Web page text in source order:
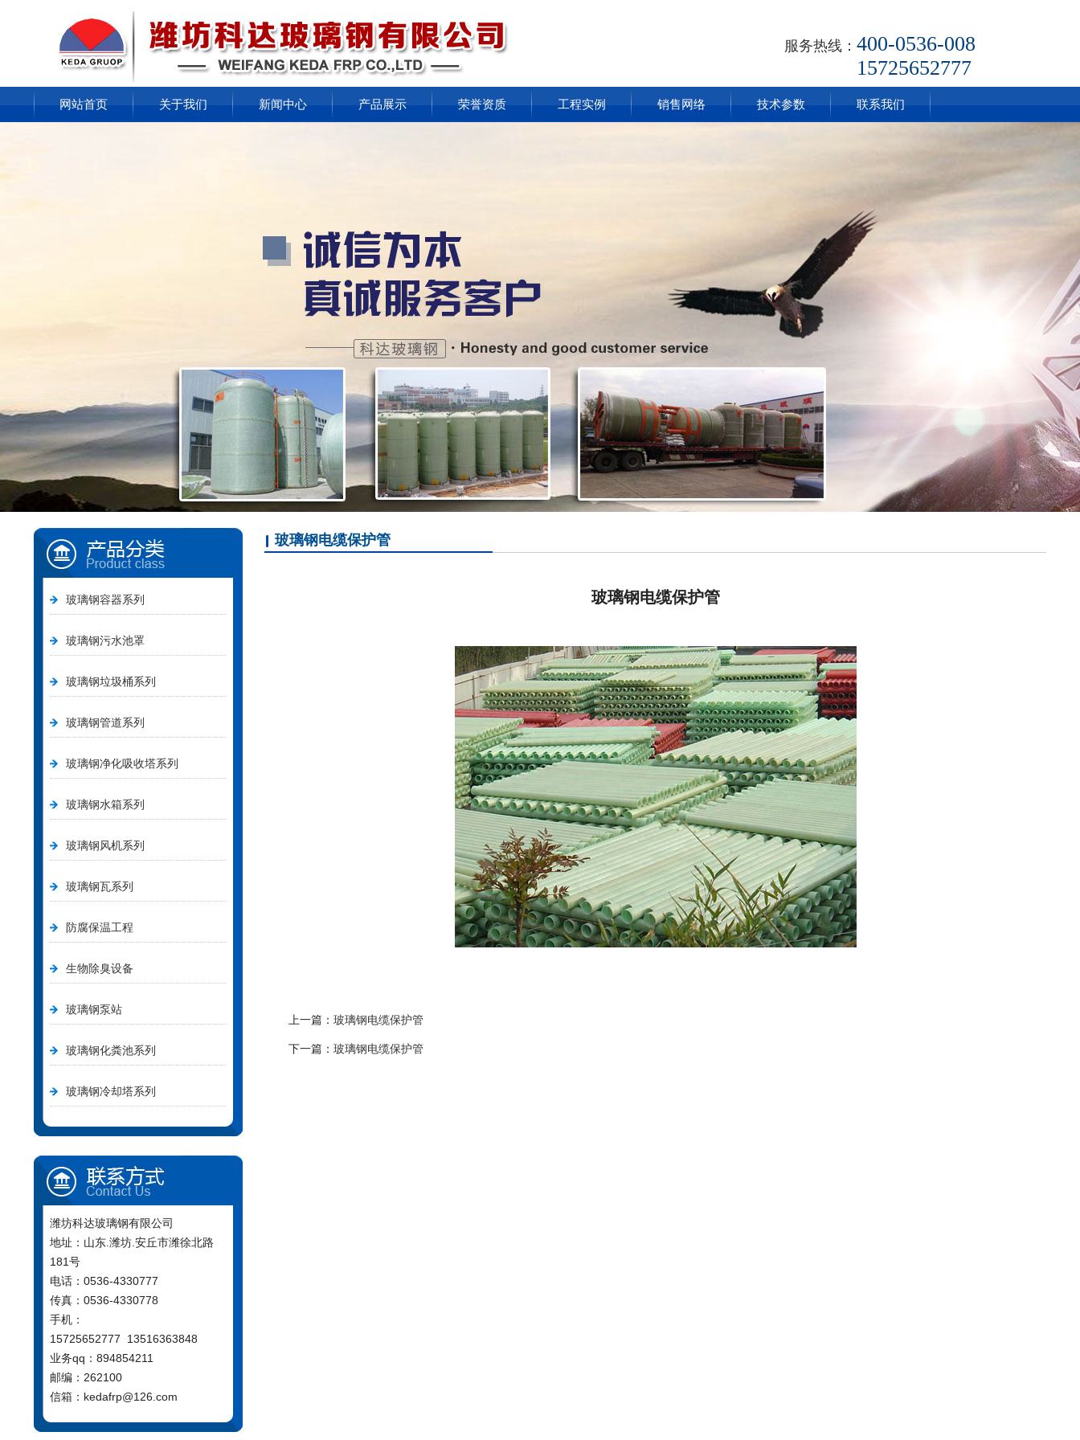
服务热线： 400-0536-008
15725652777
网站首页 关于我们 新闻中心 产品展示 荣誉资质 工程实例 销售网络 技术参数 联系我们
玻璃钢容器系列
玻璃钢污水池罩
玻璃钢垃圾桶系列
玻璃钢管道系列
玻璃钢净化吸收塔系列
玻璃钢水箱系列
玻璃钢风机系列
玻璃钢瓦系列
防腐保温工程
生物除臭设备
玻璃钢泵站
玻璃钢化粪池系列
玻璃钢冷却塔系列
潍坊科达玻璃钢有限公司
地址：山东.潍坊.安丘市潍徐北路
181号
电话：0536-4330777
传真：0536-4330778
手机：
15725652777 13516363848
业务qq：894854211
邮编：262100
信箱：kedafrp@126.com
玻璃钢电缆保护管
玻璃钢电缆保护管
上一篇： 玻璃钢电缆保护管
下一篇： 玻璃钢电缆保护管